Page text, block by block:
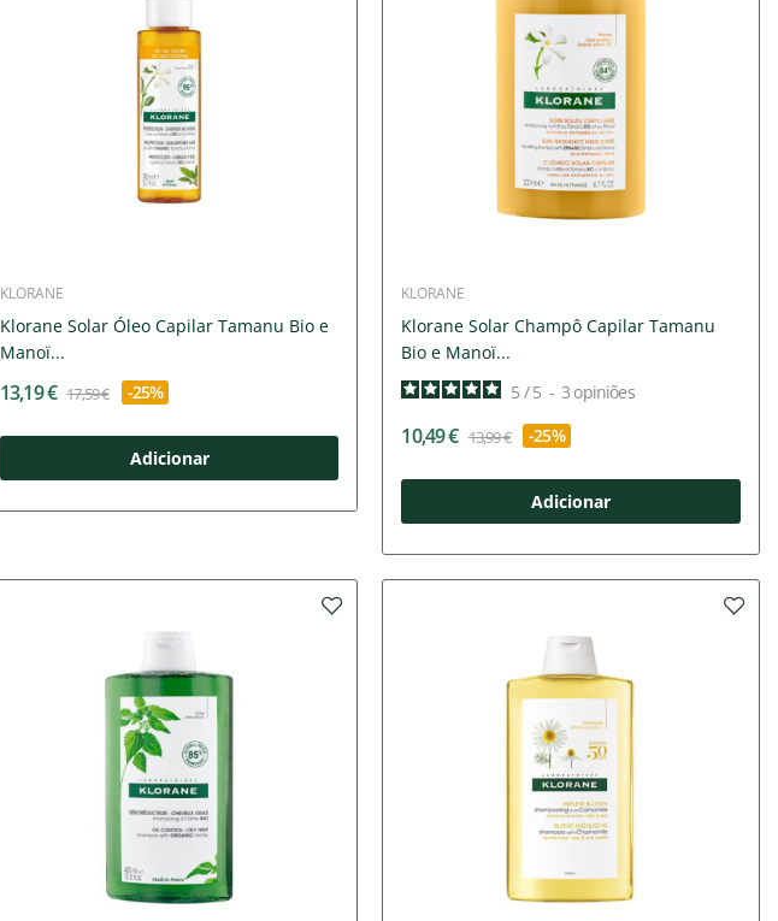
KLORANE
Klorane Solar Óleo Capilar Tamanu Bio e
Manoï...
13,19 € 17,59 € -25%
Adicionar
KLORANE
Klorane Solar Champô Capilar Tamanu
Bio e Manoï...
5 / 5 - 3 opiniões
10,49 € 13,99 € -25%
Adicionar